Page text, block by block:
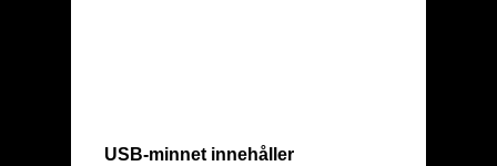
USB-minnet innehåller